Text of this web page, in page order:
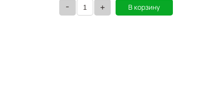
- + В корзину